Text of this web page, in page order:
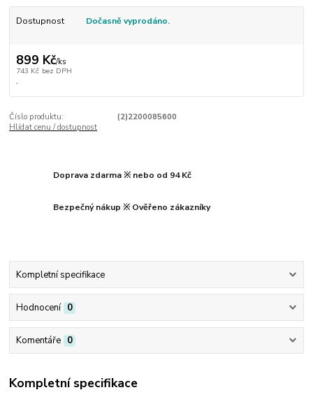
Dostupnost Dočasně vyprodáno.
899 Kč/ks
743 Kč bez DPH
.
Číslo produktu:
(2)2200085600
Hlídat cenu / dostupnost
Doprava zdarma ※ nebo od 94 Kč
Bezpečný nákup ※ Ověřeno zákazníky
Kompletní specifikace
Hodnocení 0
Komentáře 0
Kompletní specifikace